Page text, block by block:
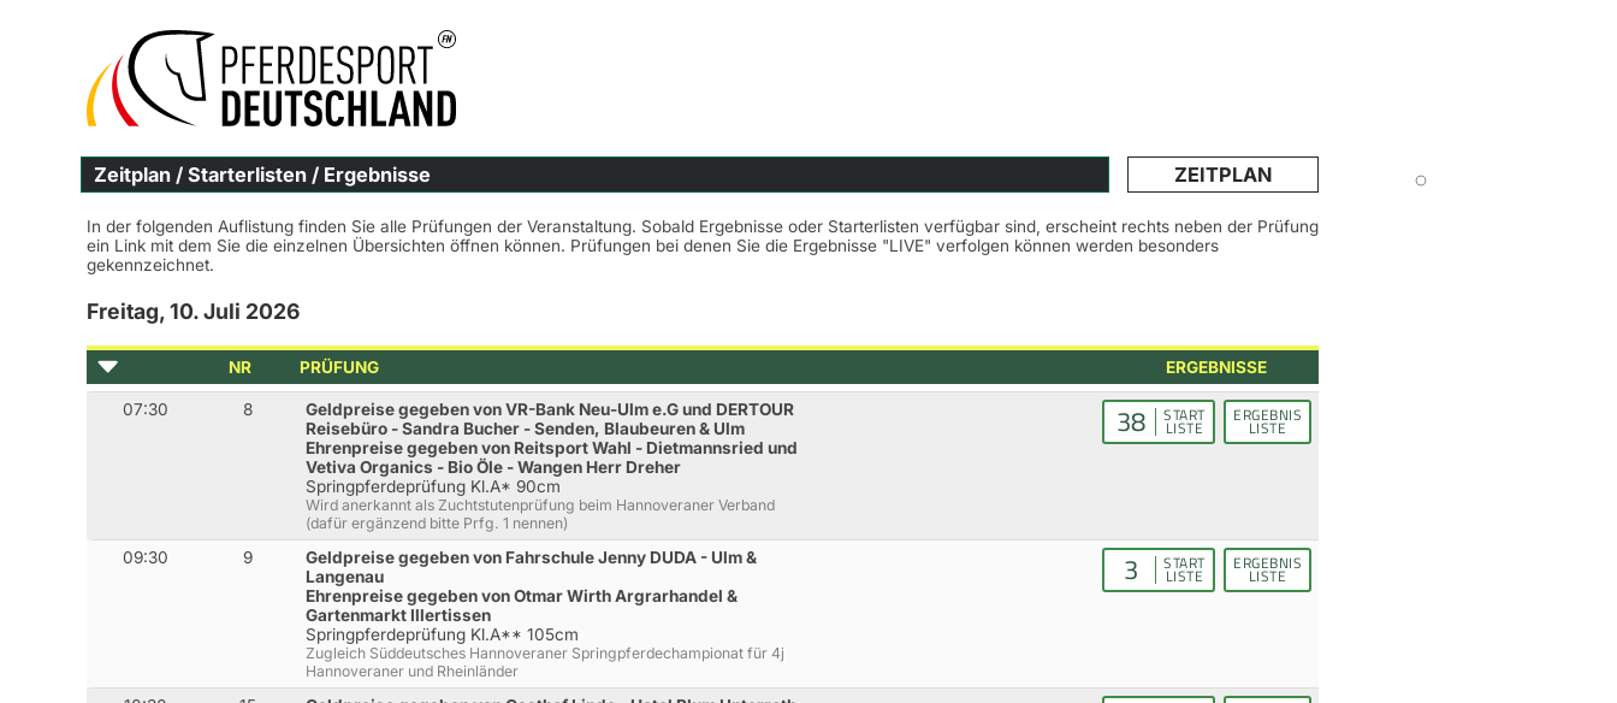
Zeitplan / Starterlisten / Ergebnisse ZEITPLAN
In der folgenden Auflistung finden Sie alle Prüfungen der Veranstaltung. Sobald Ergebnisse oder Starterlisten verfügbar sind, erscheint rechts neben der Prüfung
ein Link mit dem Sie die einzelnen Übersichten öffnen können. Prüfungen bei denen Sie die Ergebnisse "LIVE" verfolgen können werden besonders
gekennzeichnet.
Freitag, 10. Juli 2026
NR PRÜFUNG ERGEBNISSE
07:30 8
Geldpreise gegeben von VR-Bank Neu-Ulm e.G und DERTOUR
Reisebüro - Sandra Bucher - Senden, Blaubeuren & Ulm
Ehrenpreise gegeben von Reitsport Wahl - Dietmannsried und
Vetiva Organics - Bio Öle - Wangen Herr Dreher
Springpferdeprüfung Kl.A* 90cm
Wird anerkannt als Zuchtstutenprüfung beim Hannoveraner Verband
(dafür ergänzend bitte Prfg. 1 nennen)
38 START
LISTE
ERGEBNIS
LISTE
09:30 9
Geldpreise gegeben von Fahrschule Jenny DUDA - Ulm &
Langenau
Ehrenpreise gegeben von Otmar Wirth Argrarhandel &
Gartenmarkt Illertissen
Springpferdeprüfung Kl.A** 105cm
Zugleich Süddeutsches Hannoveraner Springpferdechampionat für 4j
Hannoveraner und Rheinländer
3 START
LISTE
ERGEBNIS
LISTE